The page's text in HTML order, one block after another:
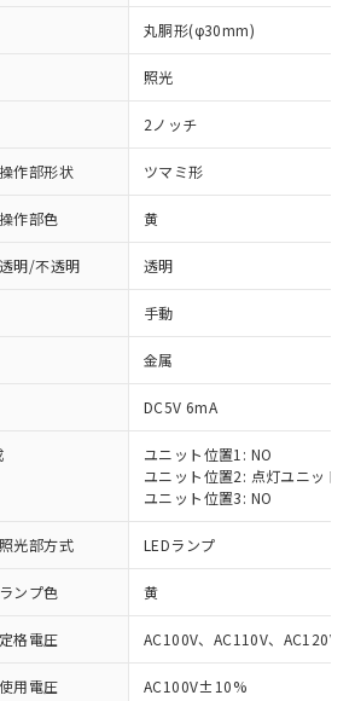
丸胴形(φ30mm)
照光
2ノッチ
操作部形状 ツマミ形
操作部色 黄
透明/不透明 透明
手動
金属
DC5V 6mA
ユニット位置1: NO
ユニット位置2: 点灯ユニット
ユニット位置3: NO
照光部方式 LEDランプ
ランプ色 黄
定格電圧 AC100V、AC110V、AC120V
使用電圧
AC100V±10%